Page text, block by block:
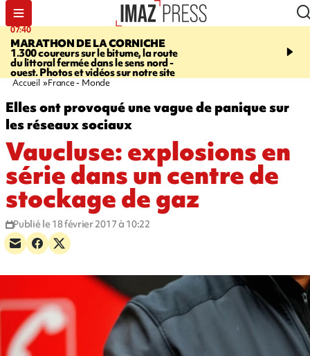
07:40
MARATHON DE LA CORNICHE
1.300 coureurs sur le bitume, la route
du littoral fermée dans le sens nord -
ouest. Photos et vidéos sur notre site
10:33
l’enfance - une
Accueil France - Monde
Elles ont provoqué une vague de panique sur
les réseaux sociaux
Vaucluse: explosions en
série dans un centre de
stockage de gaz
Publié le 18 février 2017 à 10:22